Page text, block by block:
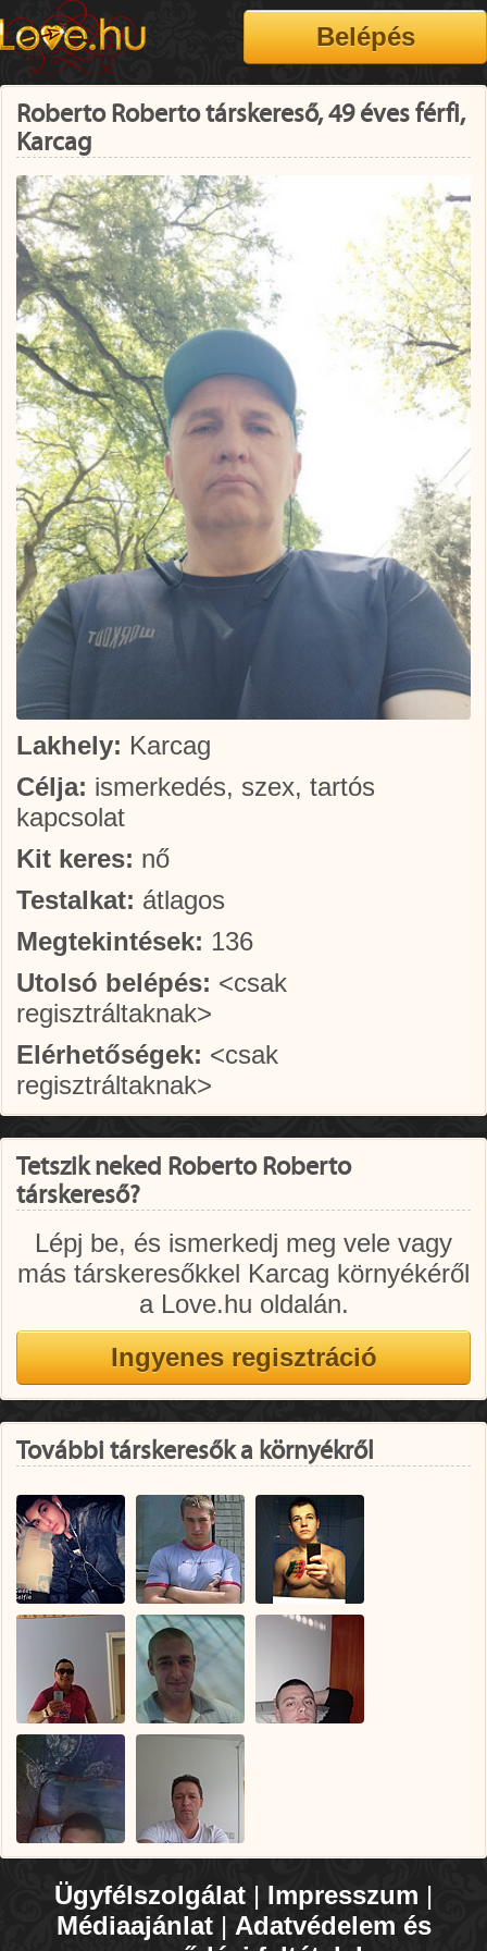
Roberto Roberto társkereső, 49 éves férfi,
Karcag
Lakhely: Karcag
Célja: ismerkedés, szex, tartós
kapcsolat
Kit keres: nő
Testalkat: átlagos
Megtekintések: 136
Utolsó belépés: <csak
regisztráltaknak>
Elérhetőségek: <csak
regisztráltaknak>
Tetszik neked Roberto Roberto
társkereső?
Lépj be, és ismerkedj meg vele vagy
más társkeresőkkel Karcag környékéről
a Love.hu oldalán.
További társkeresők a környékről
Ügyfélszolgálat | Impresszum |
Médiaajánlat| Adatvédelem és